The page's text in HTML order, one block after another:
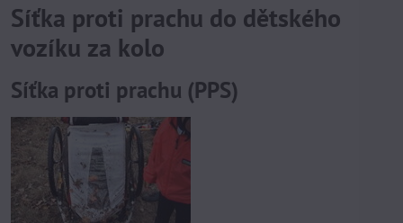
Síťka proti prachu do dětského
vozíku za kolo
Síťka proti prachu (PPS)